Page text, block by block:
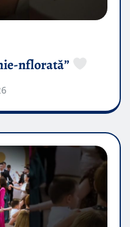
nflorată”